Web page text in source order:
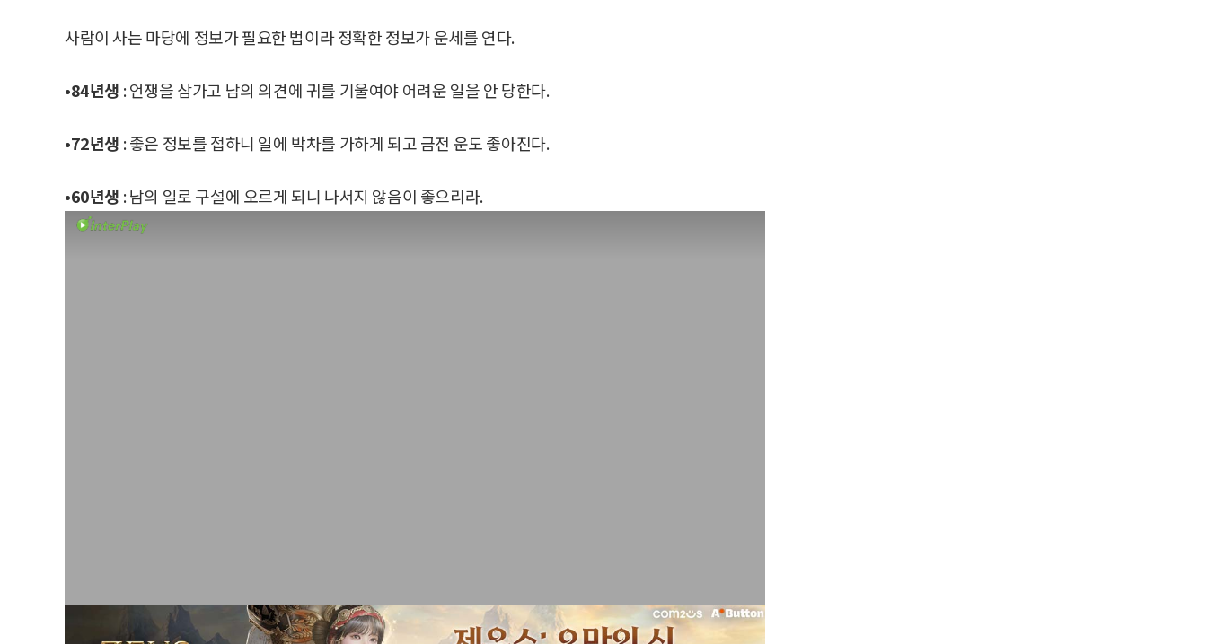
사람이 사는 마당에 정보가 필요한 법이라 정확한 정보가 운세를 연다.
•84년생 : 언쟁을 삼가고 남의 의견에 귀를 기울여야 어려운 일을 안 당한다.
•72년생 : 좋은 정보를 접하니 일에 박차를 가하게 되고 금전 운도 좋아진다.
•60년생 : 남의 일로 구설에 오르게 되니 나서지 않음이 좋으리라.